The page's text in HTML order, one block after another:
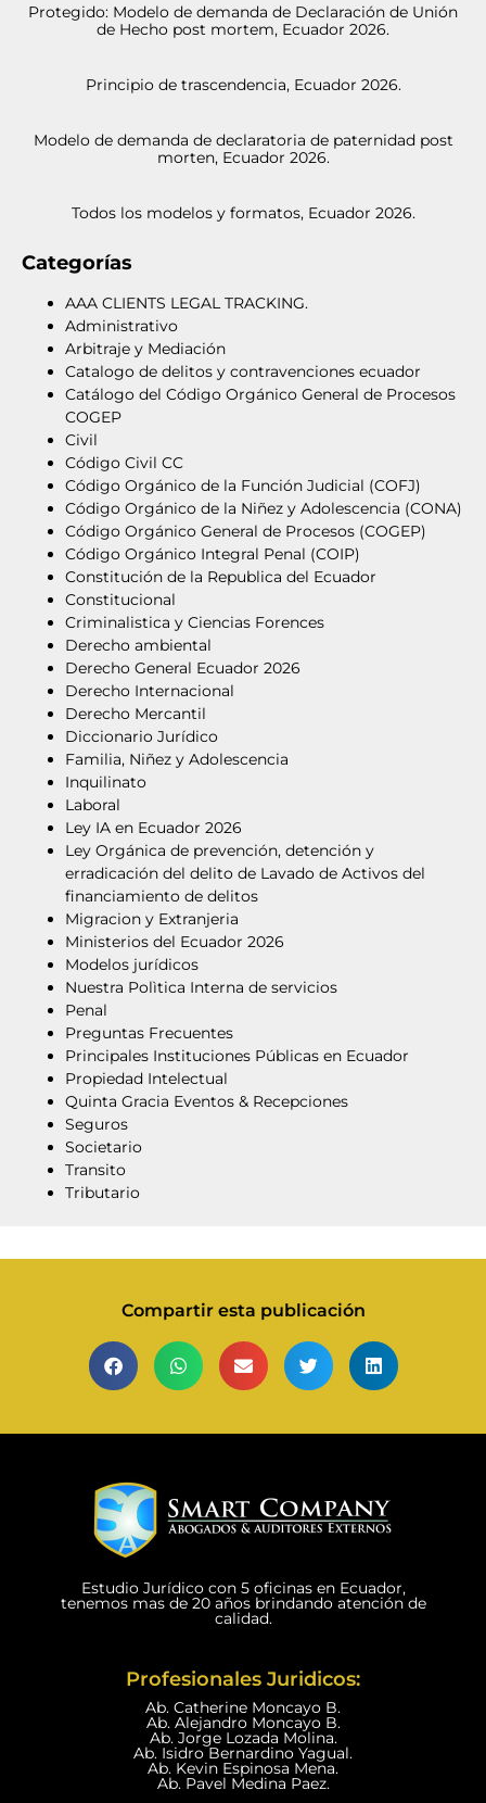
Protegido: Modelo de demanda de Declaración de Unión
de Hecho post mortem, Ecuador 2026.
Principio de trascendencia, Ecuador 2026.
Modelo de demanda de declaratoria de paternidad post
morten, Ecuador 2026.
Todos los modelos y formatos, Ecuador 2026.
Categorías
AAA CLIENTS LEGAL TRACKING.
Administrativo
Arbitraje y Mediación
Catalogo de delitos y contravenciones ecuador
Catálogo del Código Orgánico General de Procesos
COGEP
Civil
Código Civil CC
Código Orgánico de la Función Judicial (COFJ)
Código Orgánico de la Niñez y Adolescencia (CONA)
Código Orgánico General de Procesos (COGEP)
Código Orgánico Integral Penal (COIP)
Constitución de la Republica del Ecuador
Constitucional
Criminalistica y Ciencias Forences
Derecho ambiental
Derecho General Ecuador 2026
Derecho Internacional
Derecho Mercantil
Diccionario Jurídico
Familia, Niñez y Adolescencia
Inquilinato
Laboral
Ley IA en Ecuador 2026
Ley Orgánica de prevención, detención y
erradicación del delito de Lavado de Activos del
financiamiento de delitos
Migracion y Extranjeria
Ministerios del Ecuador 2026
Modelos jurídicos
Nuestra Polìtica Interna de servicios
Penal
Preguntas Frecuentes
Principales Instituciones Públicas en Ecuador
Propiedad Intelectual
Quinta Gracia Eventos & Recepciones
Seguros
Societario
Transito
Tributario
Compartir esta publicación
Estudio Jurídico con 5 oficinas en Ecuador,
tenemos mas de 20 años brindando atención de
calidad.
Profesionales Juridicos:
Ab. Catherine Moncayo B.
Ab. Alejandro Moncayo B.
Ab. Jorge Lozada Molina.
Ab. Isidro Bernardino Yagual.
Ab. Kevin Espinosa Mena.
Ab. Pavel Medina Paez.